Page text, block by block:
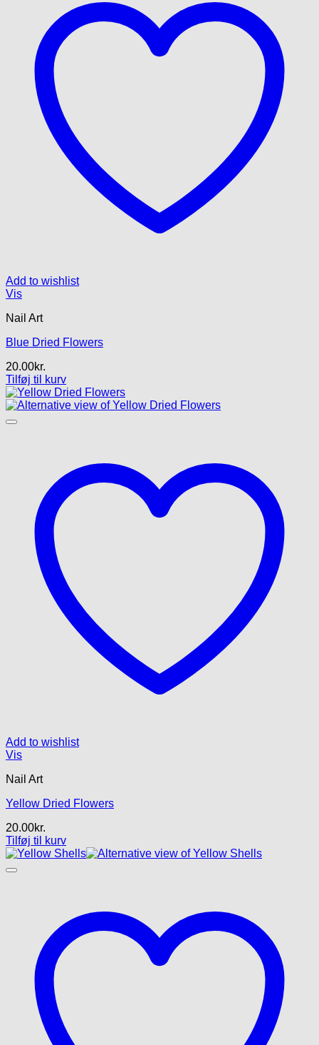
Add to wishlist
Vis
Nail Art
Blue Dried Flowers
20.00kr.
Tilføj til kurv
Add to wishlist
Vis
Nail Art
Yellow Dried Flowers
20.00kr.
Tilføj til kurv